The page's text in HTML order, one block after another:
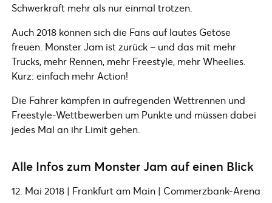
Schwerkraft mehr als nur einmal trotzen.
Auch 2018 können sich die Fans auf lautes Getöse
freuen. Monster Jam ist zurück – und das mit mehr
Trucks, mehr Rennen, mehr Freestyle, mehr Wheelies.
Kurz: einfach mehr Action!
Die Fahrer kämpfen in aufregenden Wettrennen und
Freestyle-Wettbewerben um Punkte und müssen dabei
jedes Mal an ihr Limit gehen.
Alle Infos zum Monster Jam auf einen Blick
12. Mai 2018 | Frankfurt am Main | Commerzbank-Arena